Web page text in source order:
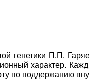
генетики П.П.
характер.
по поддержанию